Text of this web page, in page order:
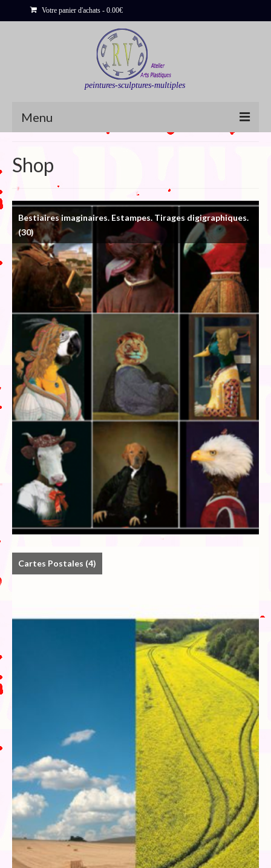
Votre panier d'achats - 0.00€
peintures-sculptures-multiples
Menu
Sculptures
Bois flottés
Peinture : Cartes et Itinéraires
Déclinaisons
Blog
Bibliographie
Edition de Cartes postales.
Au temps du Covid
Post-it politiques
Shop
Bestiaires imaginaires. Estampes. Tirages digigraphiques.
(30)
Cartes Postales (4)